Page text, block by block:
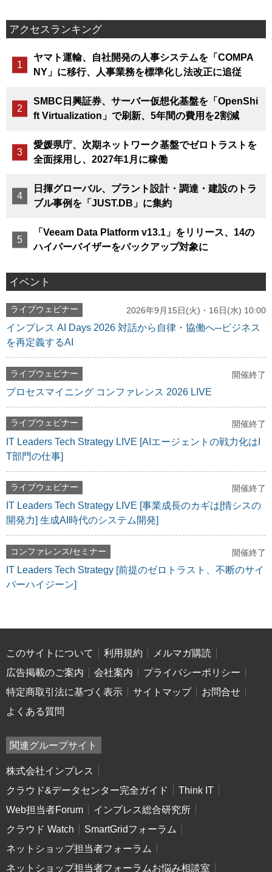
アクセスランキング
ヤマト運輸、自社開発の人事システムを「COMPA
NY」に移行、人事業務を標準化し法改正に追従
SMBC日興証券、サーバー仮想化基盤を「OpenShi
ft Virtualization」で刷新、5年間の費用を2割減
愛媛県庁、次期ネットワーク基盤でゼロトラストを
全面採用し、2027年1月に稼働
日揮グローバル、プラント設計・調達・建設のトラ
ブル事例を「JUST.DB」に集約
「Veeam Data Platform v13.1」をリリース、14の
ハイパーバイザーをバックアップ対象に
イベント
ライブウェビナー 2026年9月15日(火)・16日(水) 10:00
インプレス AI Days 2026 対話から自律・協働へ─ビジネス
を再定義するAI
ライブウェビナー 開催終了
プロセスマイニング コンファレンス 2026 LIVE
ライブウェビナー 開催終了
IT Leaders Tech Strategy LIVE [AIエージェントの戦力化はI
T部門の仕事]
ライブウェビナー 開催終了
IT Leaders Tech Strategy LIVE [事業成長のカギは[情シスの
開発力] 生成AI時代のシステム開発]
コンファレンス/セミナー 開催終了
IT Leaders Tech Strategy [前提のゼロトラスト、不断のサイ
バーハイジーン]
このサイトについて 利用規約
メルマガ購読
広告掲載のご案内
会社案内
プライバシーポリシー
特定商取引法に基づく表示
サイトマップ
お問合せ
よくある質問
関連グループサイト
株式会社インプレス
クラウド&データセンター完全ガイド
Think IT
Web担当者Forum
インプレス総合研究所
クラウド Watch
SmartGridフォーラム
ネットショップ担当者フォーラム
ネットショップ担当者フォーラムお悩み相談室